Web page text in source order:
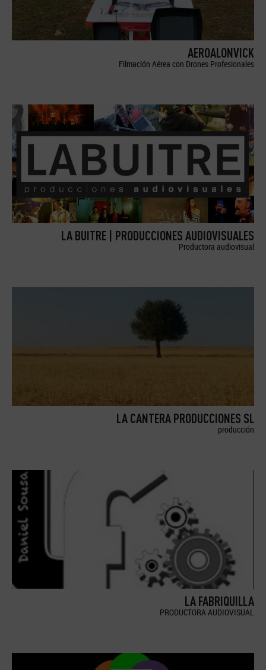
AEROALONVICK
Filmación Aérea con Drones Profesionales
LA BUITRE | PRODUCCIONES AUDIOVISUALES
Productora audiovisual
LA CANTERA PRODUCCIONES SL
producción
LA FABRIQUILLA
PRODUCTORA AUDIOVISUAL